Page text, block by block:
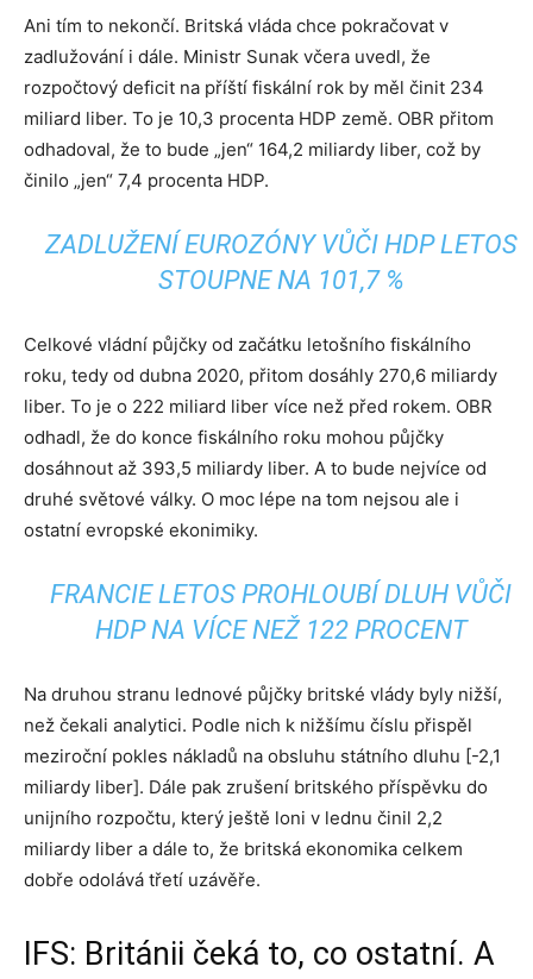
Ani tím to nekončí. Britská vláda chce pokračovat v
zadlužování i dále. Ministr Sunak včera uvedl, že
rozpočtový deficit na příští fiskální rok by měl činit 234
miliard liber. To je 10,3 procenta HDP země. OBR přitom
odhadoval, že to bude „jen“ 164,2 miliardy liber, což by
činilo „jen“ 7,4 procenta HDP.
ZADLUŽENÍ EUROZÓNY VŮČI HDP LETOS
STOUPNE NA 101,7 %
Celkové vládní půjčky od začátku letošního fiskálního
roku, tedy od dubna 2020, přitom dosáhly 270,6 miliardy
liber. To je o 222 miliard liber více než před rokem. OBR
odhadl, že do konce fiskálního roku mohou půjčky
dosáhnout až 393,5 miliardy liber. A to bude nejvíce od
druhé světové války. O moc lépe na tom nejsou ale i
ostatní evropské ekonimiky.
FRANCIE LETOS PROHLOUBÍ DLUH VŮČI
HDP NA VÍCE NEŽ 122 PROCENT
Na druhou stranu lednové půjčky britské vlády byly nižší,
než čekali analytici. Podle nich k nižšímu číslu přispěl
meziroční pokles nákladů na obsluhu státního dluhu [-2,1
miliardy liber]. Dále pak zrušení britského příspěvku do
unijního rozpočtu, který ještě loni v lednu činil 2,2
miliardy liber a dále to, že britská ekonomika celkem
dobře odolává třetí uzávěře.
IFS: Británii čeká to, co ostatní. A